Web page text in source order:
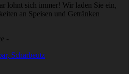
lohnt sich immer! Wir laden Sie ein,
an Speisen und Getränken
-
Scharbeutz